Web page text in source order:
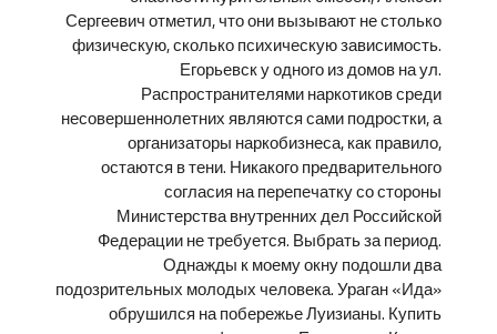
Сергеевич отметил, что они вызывают не столько
физическую, сколько психическую зависимость.
Егорьевск у одного из домов на ул.
Распространителями наркотиков среди
несовершеннолетних являются сами подростки, а
организаторы наркобизнеса, как правило,
остаются в тени. Никакого предварительного
согласия на перепечатку со стороны
Министерства внутренних дел Российской
Федерации не требуется. Выбрать за период.
Однажды к моему окну подошли два
подозрительных молодых человека. Ураган «Ида»
обрушился на побережье Луизианы. Купить